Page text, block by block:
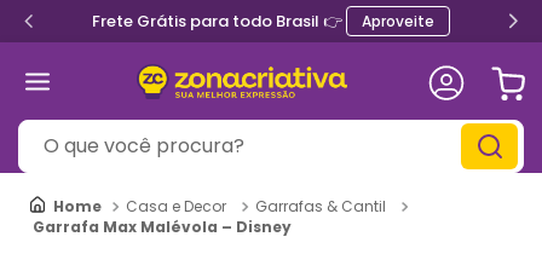
Frete Grátis para todo Brasil 👉 Aproveite
O que você procura?
Casa e Decor
Garrafas & Cantil
Garrafa Max Malévola – Disney